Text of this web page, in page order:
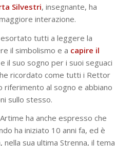
Silvestri, insegnante, ha
interazione.
tutti a leggere la
il simbolismo e a capire il
e il suo sogno per i suoi seguaci
ricordato come tutti i Rettor
riferimento al sogno e abbiano
sullo stesso.
ha anche espresso che
ha iniziato 10 anni fa, ed è
sua ultima Strenna, il tema